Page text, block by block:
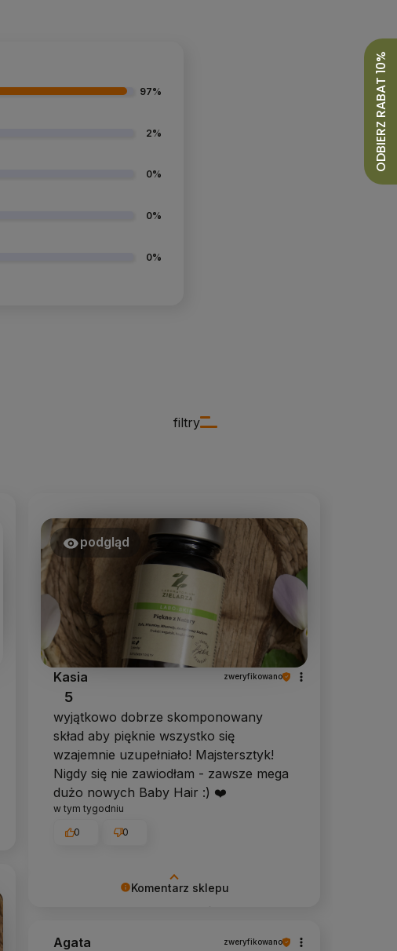
97%
2%
0%
0%
0%
filtry
Komentarz sklepu
podgląd
Kasia zweryfikowano
5
wyjątkowo dobrze skomponowany
skład aby pięknie wszystko się
wzajemnie uzupełniało! Majstersztyk!
Nigdy się nie zawiodłam - zawsze mega
dużo nowych Baby Hair :) ❤️
w tym tygodniu
0 0
Agata zweryfikowano
ODBIERZ RABAT 10%